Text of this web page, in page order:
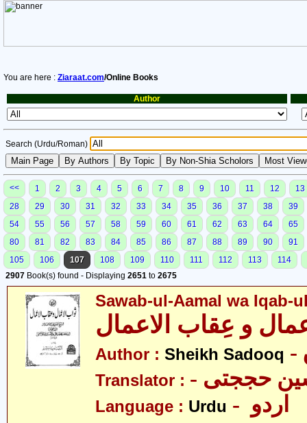
You are here : Ziaraat.com/Online Books
Author
Search (Urdu/Roman)
<< 1 2 3 4 5 6 7 8 9 10 11 12
13
28
29 30 31 32 33 34 35 36 37 38
39
54
55 56 57 58 59 60 61 62 63 64
65
80
81 82 83 84 85 86 87 88 89 90
91
105
106 107 108 109 110 111 112 113
114
2907 Book(s) found - Displaying 2651 to 2675
Sawab-ul-Aamal wa Iqab-
و عِقاب الاعمال
Author : Sheikh Sadooq
Translator : حججتی
Language : Urdu